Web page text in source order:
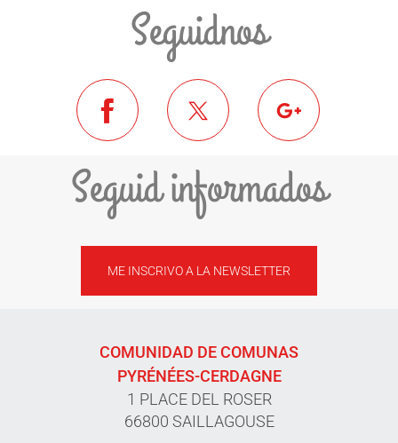
Seguidnos
Seguid informados
ME INSCRIVO A LA NEWSLETTER
COMUNIDAD DE COMUNAS
PYRÉNÉES-CERDAGNE
1 PLACE DEL ROSER
66800 SAILLAGOUSE